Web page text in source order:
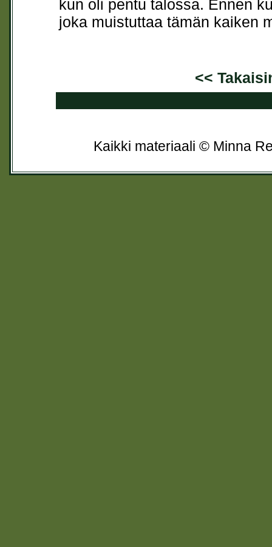
kun oli pentu talossa. Ennen
joka muistuttaa tämän kaiken
<<
Kaikki materiaali © Minna